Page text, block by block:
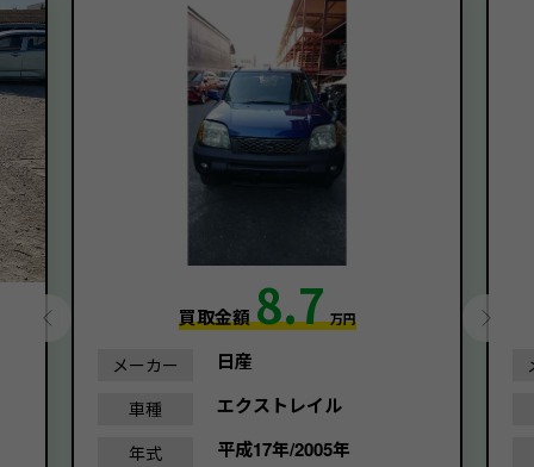
買取金額8.7 万円
メーカー 日産
車種 エクストレイル
年式 平成17年/2005年